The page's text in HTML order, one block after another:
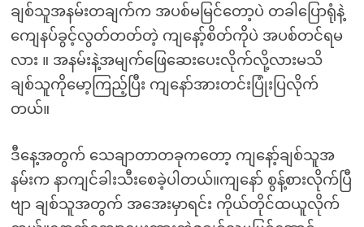
ချစ်သူအနမ်းတချက်က အပစ်မမြင်တော့ပဲ တခါပြောရုံနဲ့
ကျေနပ်ခွင့်လွတ်တတ်တဲ့ ကျနော့်စိတ်ကိုပဲ အပစ်တင်ရမ
လား ။ အနမ်းနဲ့အမျက်ဖြေဆေးပေးလိုက်လို့လားမသိ
ချစ်သူကိုမော့ကြည့်ပြီး ကျနော်အားတင်းပြုံးပြလိုက်
တယ်။
ဒီနေ့အတွက် သေချာတာတခုကတော့ ကျနော့်ချစ်သူအ
နမ်းက နာကျင်ခါးသီးစေခဲ့ပါတယ်။ကျနော် စွန့်စားလိုက်ပြီ
ဗျာ ချစ်သူအတွက် အအေးမှာရင်း ကိုယ်တိုင်ထယူလိုက်